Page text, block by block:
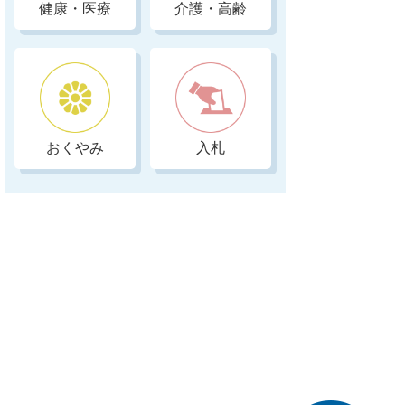
健康・医療 介護・高齢
おくやみ 入札